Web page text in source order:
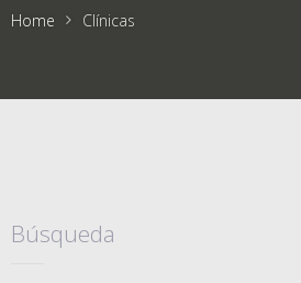
Home Clínicas
Búsqueda